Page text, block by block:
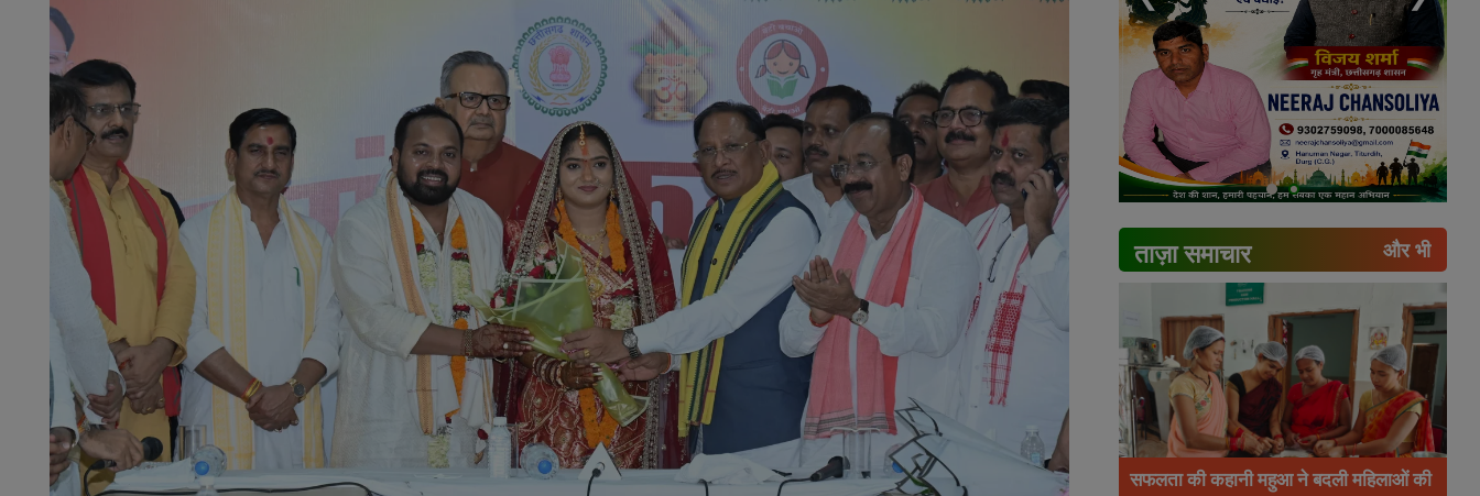
ताज़ा समाचार और भी
सफलता की कहानी महुआ ने बदली महिलाओं की